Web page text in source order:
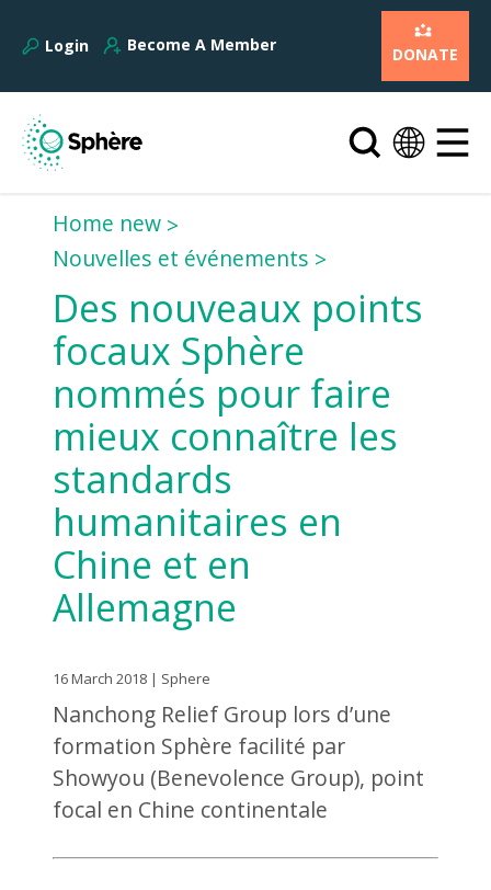
Login Become A Member DONATE
Home new
Nouvelles et événements
Des nouveaux points
focaux Sphère
nommés pour faire
mieux connaître les
standards
humanitaires en
Chine et en
Allemagne
16 March 2018 | Sphere
Nanchong Relief Group lors d’une
formation Sphère facilité par
Showyou (Benevolence Group), point
focal en Chine continentale